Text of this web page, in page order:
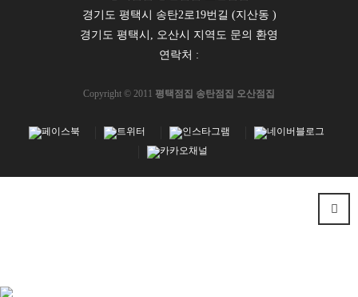
경기도 평택시 송탄2로19번길 (지산동 )
경기도 평택시, 오산시 지역도 문의 환영
연락처 :
Copyright © 2011 평택점집 송탄점집 오산점집
스웨디시